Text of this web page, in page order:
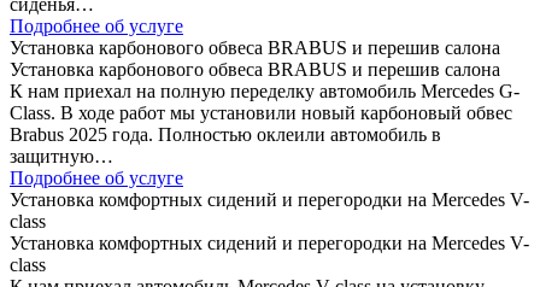
сиденья…
Подробнее об услуге
Установка карбонового обвеса BRABUS и перешив салона
Установка карбонового обвеса BRABUS и перешив салона
К нам приехал на полную переделку автомобиль Mercedes G-
Class. В ходе работ мы установили новый карбоновый обвес
Brabus 2025 года. Полностью оклеили автомобиль в
защитную…
Подробнее об услуге
Установка комфортных сидений и перегородки на Mercedes V-
class
Установка комфортных сидений и перегородки на Mercedes V-
class